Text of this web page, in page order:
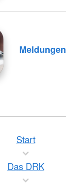
Meldungen
Start
Das DRK